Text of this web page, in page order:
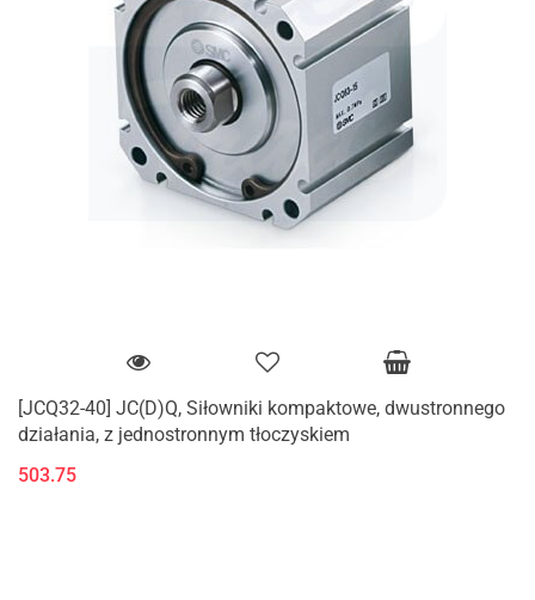
[JCQ32-40] JC(D)Q, Siłowniki kompaktowe, dwustronnego
działania, z jednostronnym tłoczyskiem
503.75